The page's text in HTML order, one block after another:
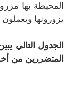
المحيطة بها
يزورونها
الجدول التالي
المتضررين من